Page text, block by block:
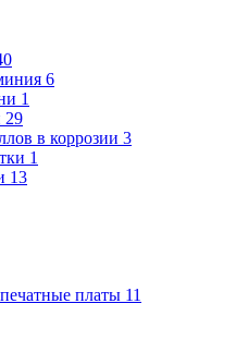
6
1
29
в коррозии 3
1
13
платы 11